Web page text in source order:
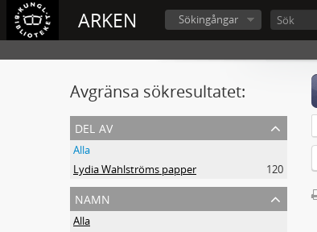
ARKEN Sökingångar
Avgränsa sökresultatet:
del av
Alla
Lydia Wahlströms papper
120
namn
Alla